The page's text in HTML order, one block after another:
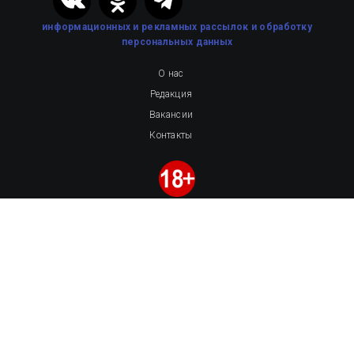
информационных и рекламных рассылок и обработку
персональных данных
О нас
Редакция
Вакансии
Контакты